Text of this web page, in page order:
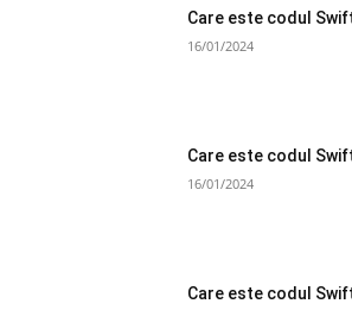
Care este codul
16/01/2024
Care este codul
16/01/2024
Care este codul